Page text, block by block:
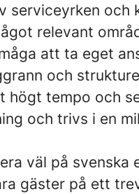
serviceyrken och
relevant
att ta eget
och
högt tempo och
och trivs i en
väl på svenska
gäster på ett